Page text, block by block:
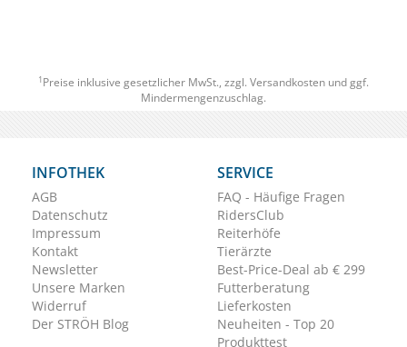
1 Preise inklusive gesetzlicher MwSt., zzgl. Versandkosten und ggf.
Mindermengenzuschlag.
INFOTHEK
AGB
Datenschutz
Impressum
Kontakt
Newsletter
Unsere Marken
Widerruf
Der STRÖH Blog
SERVICE
FAQ - Häufige Fragen
RidersClub
Reiterhöfe
Tierärzte
Best-Price-Deal ab € 299
Futterberatung
Lieferkosten
Neuheiten - Top 20
Produkttest